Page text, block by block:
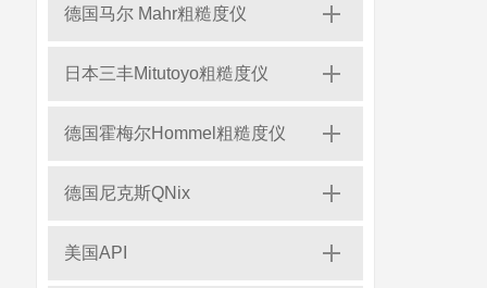
德国马尔 Mahr粗糙度仪
日本三丰Mitutoyo粗糙度仪
德国霍梅尔Hommel粗糙度仪
德国尼克斯QNix
美国API